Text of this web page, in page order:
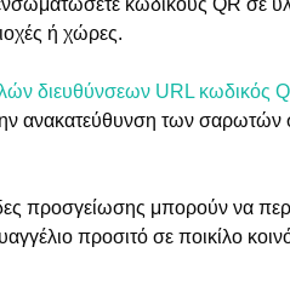
κωδικούς QR σε
ή χώρες.
διευθύνσεων URL κωδικός
ανακατεύθυνση των σαρωτών
προσγείωσης μπορούν να
προσιτό σε ποικίλο